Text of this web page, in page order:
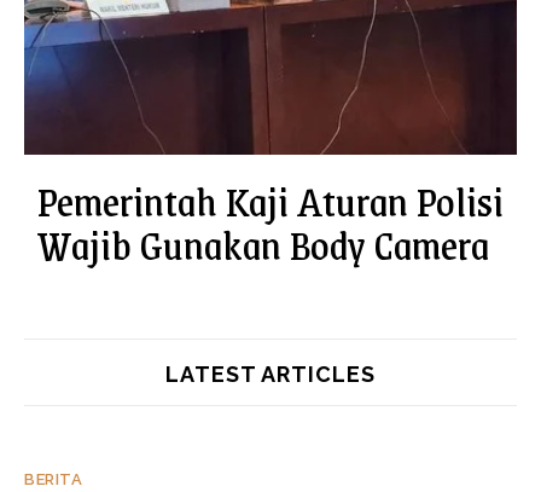
Pemerintah Kaji Aturan Polisi
Wajib Gunakan Body Camera
LATEST ARTICLES
BERITA